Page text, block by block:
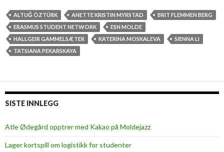
w
f
a
c
n
h
e
b
ALTUĞ ÖZTÜRK ANETTE KRISTIN MYRSTAD
BRIT FLEMMEN BERG
ERASMUS STUDENT NETWORK
ESN MOLDE
HALLGEIR GAMMELSÆTER
KATERINA MOSKALEVA
SIENNA LI
TATSIANA PEKARSKAYA
SISTE INNLEGG
Atle Ødegård opptrer med Kakao på Moldejazz
Lager kortspill om logistikk for studenter